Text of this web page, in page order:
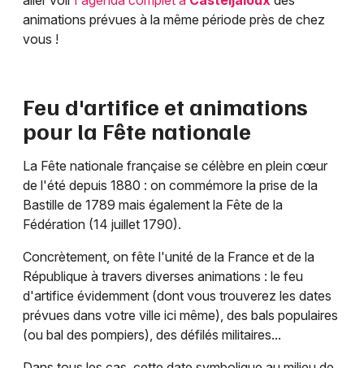
animations prévues à la même période près de chez
vous !
Feu d'artifice et animations
pour la Fête nationale
La Fête nationale française se célèbre en plein cœur
de l'été depuis 1880 : on commémore la prise de la
Bastille de 1789 mais également la Fête de la
Fédération (14 juillet 1790).
Concrètement, on fête l'unité de la France et de la
République à travers diverses animations : le feu
d'artifice évidemment (dont vous trouverez les dates
prévues dans votre ville ici même), des bals populaires
(ou bal des pompiers), des défilés militaires...